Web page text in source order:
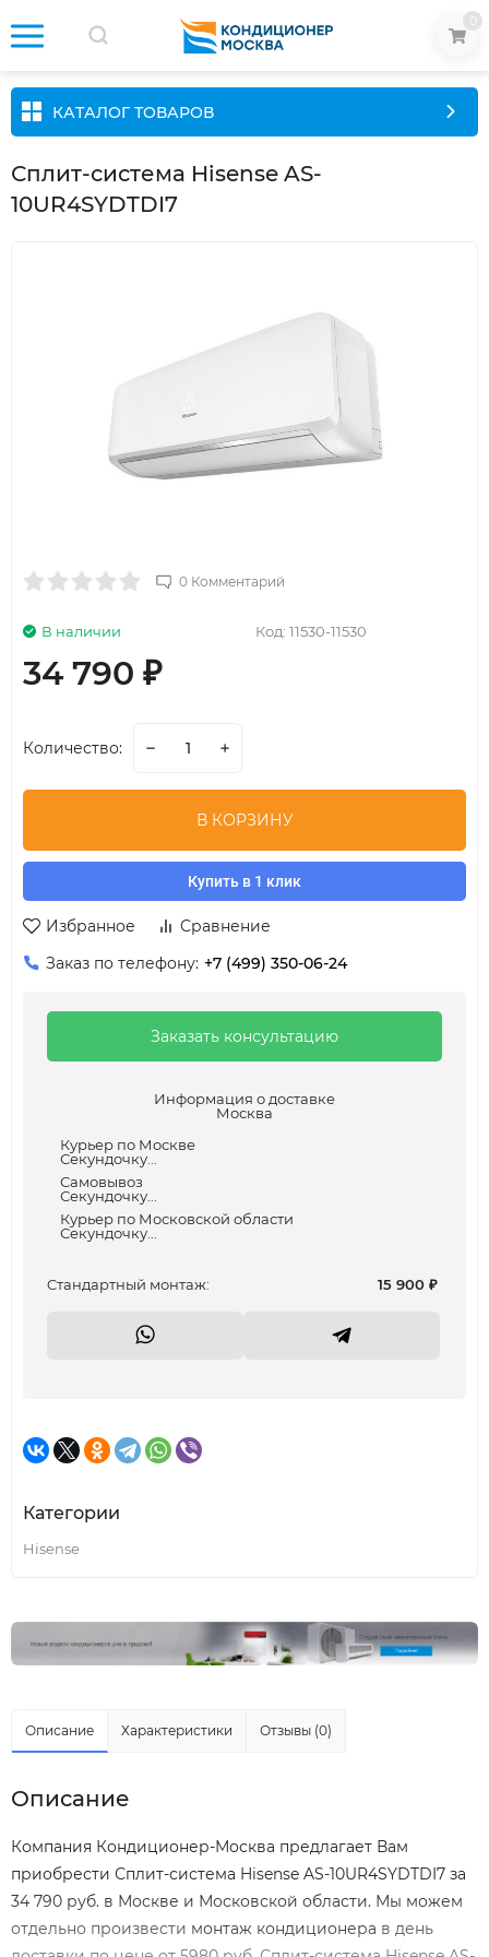
КАТАЛОГ ТОВАРОВ
Сплит-система Hisense AS-
10UR4SYDTDI7
0 Комментарий
Код: 11530-11530
В наличии
34 790 ₽
Количество:
В КОРЗИНУ
Купить в 1 клик
Избранное
Сравнение
Заказ по телефону: +7 (499) 350-06-24
Заказать консультацию
Информация о доставке
Москва
Курьер по Москве
Секундочку...
Самовывоз
Секундочку...
Курьер по Московской области
Секундочку...
Cтандартный монтаж: 15 900 ₽
Категории
Hisense
Описание Характеристики Отзывы (0)
Описание
Компания Кондиционер-Москва предлагает Вам
приобрести Сплит-система Hisense AS-10UR4SYDTDI7 за
34 790 руб. в Москве и Московской области. Мы можем
отдельно произвести монтаж кондиционера в день